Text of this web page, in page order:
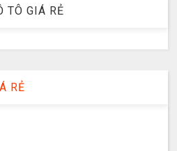
TÔ GIÁ RẺ
RẺ